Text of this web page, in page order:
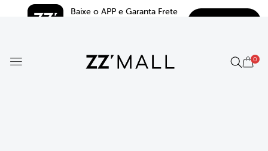
Baixe o APP e Garanta Frete
0